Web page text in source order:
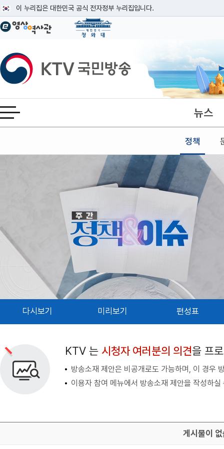
이 누리집은 대한민국 공식 전자정부 누리집입니다.
공식 누리집 주소 확인하기
이밖에 or.kr 또는 .kr등 다른 도메인 주소를 사용하고 있다면 아래 URL에서
운영중인 공식 누리집보기
KTV국민방송
전체메뉴 열기 뉴스
정책
본문
다시보기 미리보기 편성표
KTV 는 시청자 여러분의 의견을 프
방송소재 제안은 비공개로도 가능하며, 이 경우
이용자 참여 메뉴에서 방송소재 제안을 작성하실
게시물이
검색 조건
검색어 입력
검색